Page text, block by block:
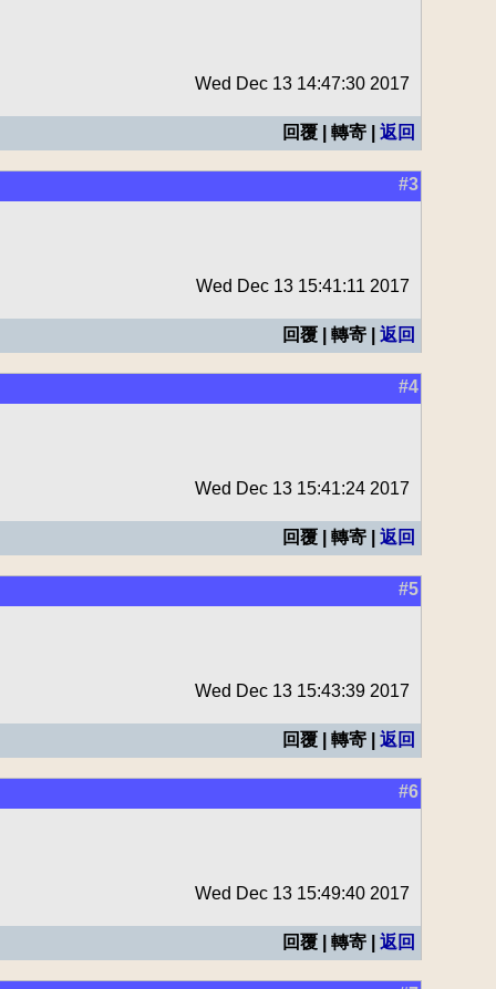
Wed Dec 13 14:47:30 2017
回覆 | 轉寄 | 返回
#3
Wed Dec 13 15:41:11 2017
回覆 | 轉寄 | 返回
#4
Wed Dec 13 15:41:24 2017
回覆 | 轉寄 | 返回
#5
Wed Dec 13 15:43:39 2017
回覆 | 轉寄 | 返回
#6
Wed Dec 13 15:49:40 2017
回覆 | 轉寄 | 返回